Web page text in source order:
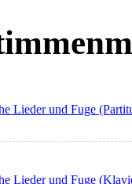
Lieder und Fuge
Lieder und Fuge